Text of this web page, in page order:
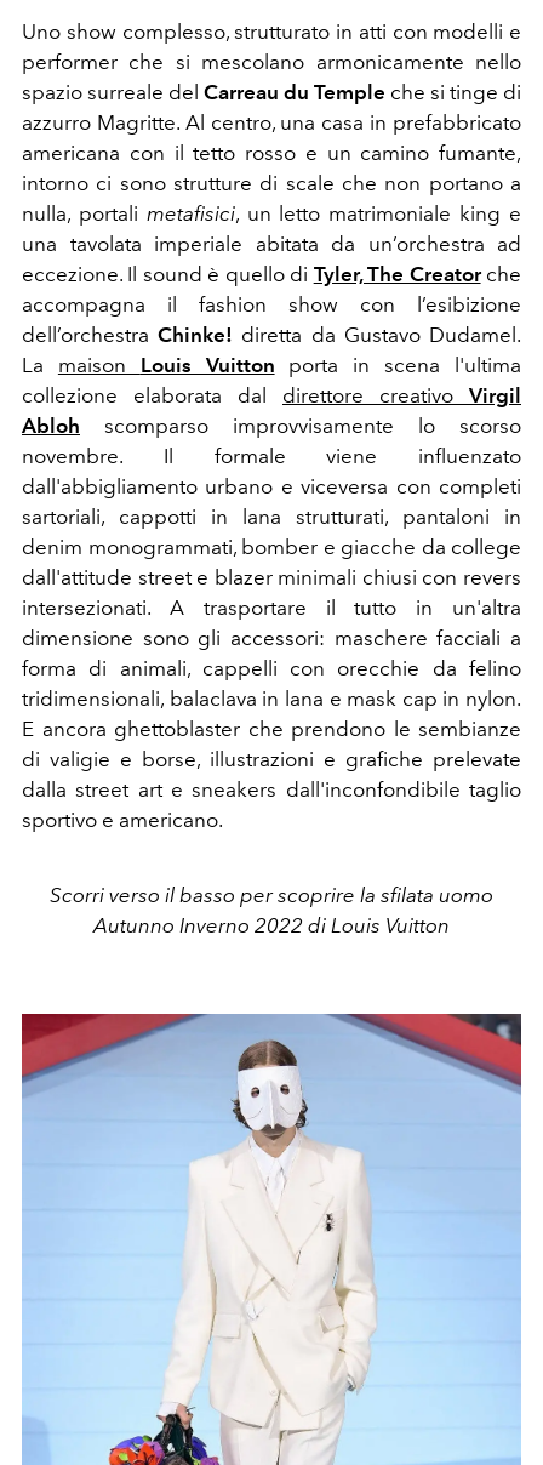
Uno show complesso, strutturato in atti con modelli e
performer che si mescolano armonicamente nello
spazio surreale del Carreau du Temple che si tinge di
azzurro Magritte. Al centro, una casa in prefabbricato
americana con il tetto rosso e un camino fumante,
intorno ci sono strutture di scale che non portano a
nulla, portali metafisici, un letto matrimoniale king e
una tavolata imperiale abitata da un’orchestra ad
eccezione. Il sound è quello di Tyler, The Creatorche
accompagna il fashion show con l’esibizione
dell’orchestraChinke! diretta da Gustavo Dudamel.
La maison Louis Vuitton porta in scena l'ultima
collezione elaborata dal direttore creativo Virgil
Abloh
scomparso improvvisamente lo scorso
novembre. Il formale viene influenzato
dall'abbigliamento urbano e viceversa con completi
sartoriali, cappotti in lana strutturati, pantaloni in
denim monogrammati, bomber e giacche da college
dall'attitude street e blazer minimali chiusi con revers
intersezionati. A trasportare il tutto in un'altra
dimensione sono gli accessori: maschere facciali a
forma di animali, cappelli con orecchie da felino
tridimensionali, balaclava in lana e mask cap in nylon.
E ancora ghettoblaster che prendono le sembianze
di valigie e borse, illustrazioni e grafiche prelevate
dalla street art e sneakers dall'inconfondibile taglio
sportivo e americano.
Scorri verso il basso per scoprire la sfilata uomo
Autunno Inverno 2022 di Louis Vuitton